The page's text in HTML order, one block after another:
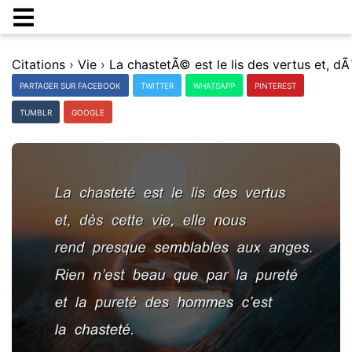
Citations › Vie ›
PARTAGER SUR FACEBOOK TWITTER WHATSAPP PINTEREST
TUMBLR GOOGLE